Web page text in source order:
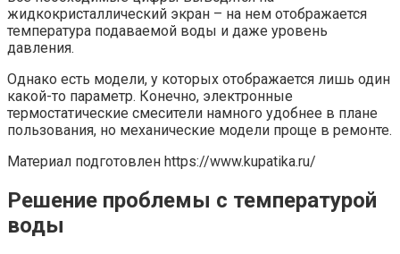
жидкокристаллический экран – на нем отображается
температура подаваемой воды и даже уровень
давления.
Однако есть модели, у которых отображается лишь один
какой-то параметр. Конечно, электронные
термостатические смесители намного удобнее в плане
пользования, но механические модели проще в ремонте.
Материал подготовлен https://www.kupatika.ru/
Решение проблемы с температурой
воды